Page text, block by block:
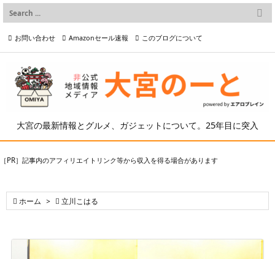
大宮の最新情報とグルメ、ガジェットについて。25年目に突入

メニュー

検索
お問い合わせ Amazonセール速報 このブログについて
プライバシーポリシー等
［PR］記事内のアフィリエイトリンク等から収入を得る場合があります
 ホーム >  立川こはる